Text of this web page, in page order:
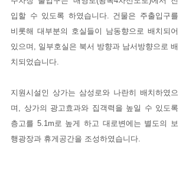
입할 수 있도록 하였습니다. 건물은 주출입구를
비롯해 대부분의 호실들이 남동향으로 배치되어
있으며, 일부호실은 북서 방향과 남서방향으로 배
치되었습니다.
지원시설인 상가는 삼성로와 나란히 배치하였으
며, 상가의 광고효과와 집객력을 높일 수 있도록
층고를 5.1m로 높게 하고 대로변에는 별도의 보
행광장과 휴게공간을 조성하였습니다.